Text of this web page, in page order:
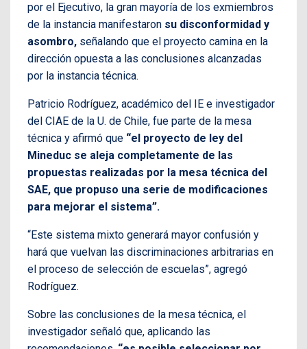
por el Ejecutivo, la gran mayoría de los exmiembros
de la instancia manifestaron su disconformidad y
asombro, señalando que el proyecto camina en la
dirección opuesta a las conclusiones alcanzadas
por la instancia técnica.
Patricio Rodríguez, académico del IE e investigador
del CIAE de la U. de Chile, fue parte de la mesa
técnica y afirmó que “el proyecto de ley del
Mineduc se aleja completamente de las
propuestas realizadas por la mesa técnica del
SAE, que propuso una serie de modificaciones
para mejorar el sistema”.
“Este sistema mixto generará mayor confusión y
hará que vuelvan las discriminaciones arbitrarias en
el proceso de selección de escuelas”, agregó
Rodríguez.
Sobre las conclusiones de la mesa técnica, el
investigador señaló que, aplicando las